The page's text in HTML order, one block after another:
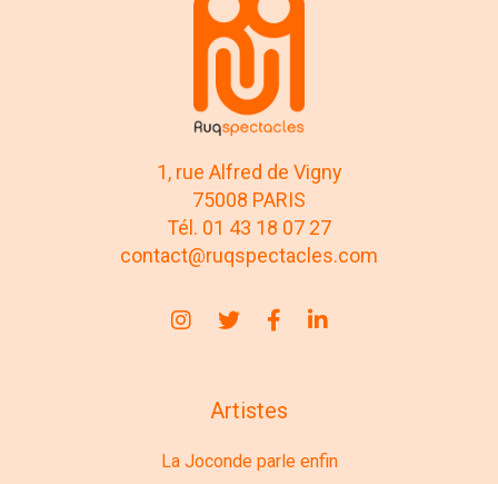
1, rue Alfred de Vigny
75008 PARIS
Tél. 01 43 18 07 27
contact@ruqspectacles.com
Artistes
La Joconde parle enfin